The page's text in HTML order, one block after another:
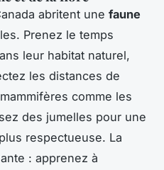
abritent une faune
Prenez le temps
leur habitat naturel,
les distances de
comme les
des jumelles pour une
respectueuse. La
: apprenez à